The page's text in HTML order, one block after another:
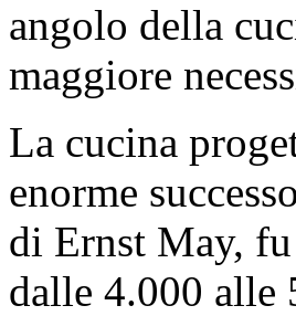
angolo della
maggiore
La cucina
enorme
di Ernst May,
dalle 4.000 alle